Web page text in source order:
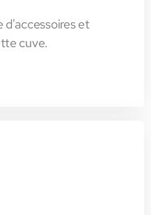
d'accessoires et
cuve.